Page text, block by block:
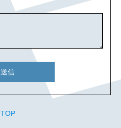
送信
TOP